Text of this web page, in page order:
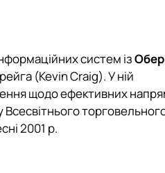
систем із
(Kevin Craig). У ній
щодо ефективних
Всесвітнього
2001 р.